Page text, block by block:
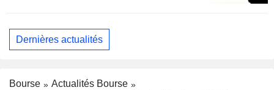
Dernières actualités
Bourse
Actualités Bourse